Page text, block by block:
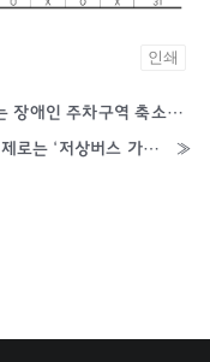
인쇄
[성명서] 교통약자의 이동권을 침해하는 장애인 주차구역 축소하는 조례 개정을 즉각 철회하라! “장애인 전용 주차구역은 편의가 아니라, 생존권이자 정당한 권리다.”
[보도자료] 서울시 저상버스 예외노선, 실제로는 ‘저상버스 가능 노선’이었다 — 전국장애인이동권연대 서울지부 등 3/30 <서울시 저상버스 예외노선 실사 결과 보고 토론회> 개최 »